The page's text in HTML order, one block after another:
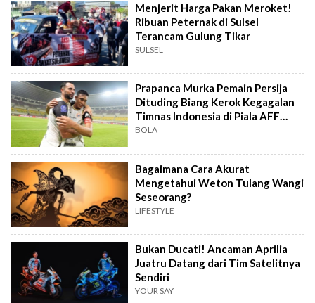
Menjerit Harga Pakan Meroket!
Ribuan Peternak di Sulsel
Terancam Gulung Tikar
SULSEL
Prapanca Murka Pemain Persija
Dituding Biang Kerok Kegagalan
Timnas Indonesia di Piala AFF
2026
BOLA
Bagaimana Cara Akurat
Mengetahui Weton Tulang Wangi
Seseorang?
LIFESTYLE
Bukan Ducati! Ancaman Aprilia
Juatru Datang dari Tim Satelitnya
Sendiri
YOUR SAY